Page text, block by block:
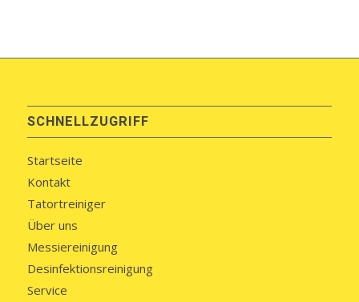
SCHNELLZUGRIFF
Startseite
Kontakt
Tatortreiniger
Über uns
Messiereinigung
Desinfektionsreinigung
Service